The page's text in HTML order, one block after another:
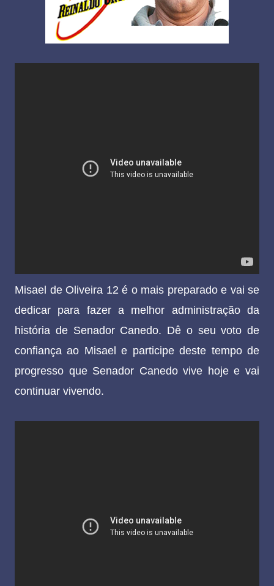
Misael de Oliveira 12 é o mais preparado e vai se
dedicar para fazer a melhor administração da
história de Senador Canedo. Dê o seu voto de
confiança ao Misael e participe deste tempo de
progresso que Senador Canedo vive hoje e vai
continuar vivendo.